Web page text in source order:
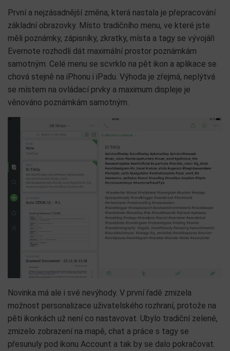
První a nejzásadnější změna, která nastala je přepracování
základní obrazovky. Místo tradičního menu, ve které jste
měli poznámky, zápisníky, zkratky, místa a tagy se vývojáři
Evernote rozhodli dát maximální prostor poznámkám
samotným. Celé menu se scvrklo na pět ikon a aplikace se
chová stejně na iPhonu i iPadu. Výhoda je zřejmá, neplýtvá
se místem na ovládací prvky a maximum displeje je
věnováno poznámkám samotným.
Novinka má ale i své nevýhody. V první řadě zmizela
možnost personalizace uživatelského rozhraní, protože na
pěti ikonkách už není co nastavovat. Ubylo tradiční zelené,
zmizelo zobrazení na mapě, chat a práce s tagy se
přesunuly pod ikonu Account a tak by se dalo pokračovat.